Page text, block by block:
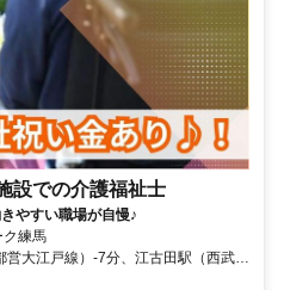
設での介護福祉士
やすい職場が自慢♪
練馬
大江戸線）-7分、江古田駅（西武鉄
西武鉄道）-14分